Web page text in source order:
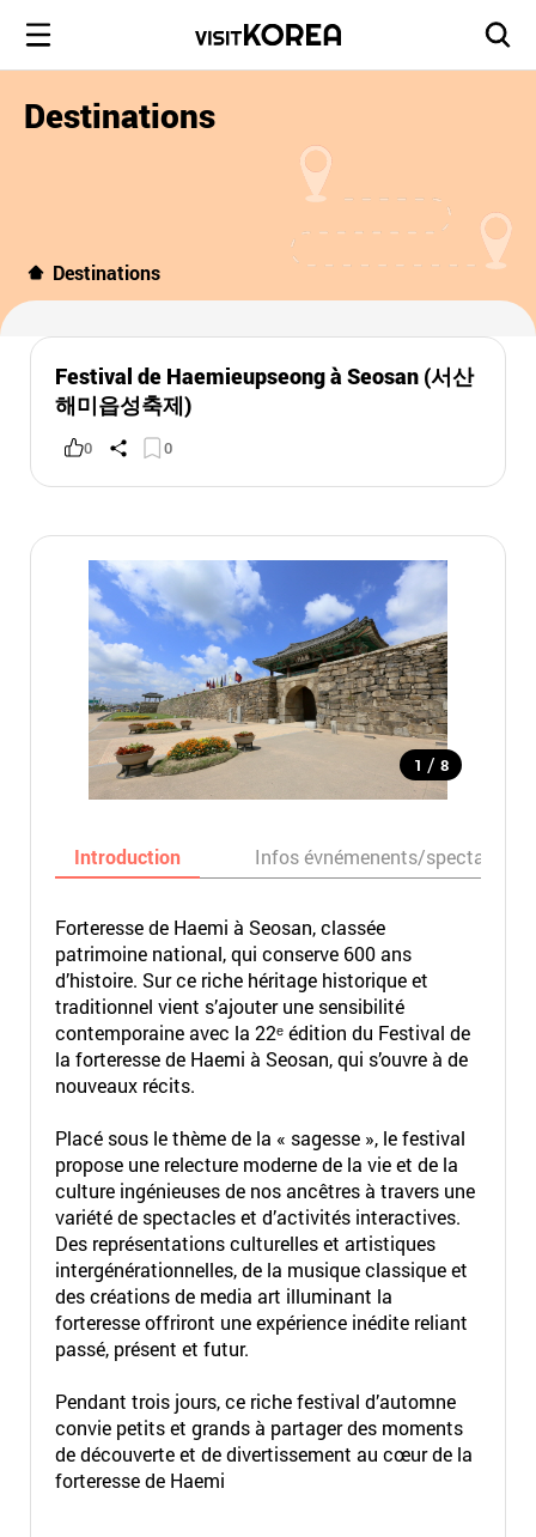
Destinations
Destinations
Festival de Haemieupseong à Seosan (서산
해미읍성축제)
0 0
1 / 8
Introduction Infos évnémenents/spectacles
Forteresse de Haemi à Seosan, classée
patrimoine national, qui conserve 600 ans
d’histoire. Sur ce riche héritage historique et
traditionnel vient s’ajouter une sensibilité
contemporaine avec la 22ᵉ édition du Festival de
la forteresse de Haemi à Seosan, qui s’ouvre à de
nouveaux récits.
Placé sous le thème de la « sagesse », le festival
propose une relecture moderne de la vie et de la
culture ingénieuses de nos ancêtres à travers une
variété de spectacles et d’activités interactives.
Des représentations culturelles et artistiques
intergénérationnelles, de la musique classique et
des créations de media art illuminant la
forteresse offriront une expérience inédite reliant
passé, présent et futur.
Pendant trois jours, ce riche festival d’automne
convie petits et grands à partager des moments
de découverte et de divertissement au cœur de la
forteresse de Haemi